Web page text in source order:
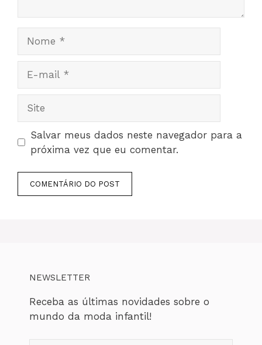
mail
Salvar meus dados neste navegador para a
próxima vez que eu comentar.
NEWSLETTER
Receba as últimas novidades sobre o
mundo da moda infantil!